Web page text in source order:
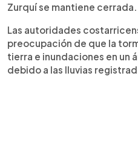
Zurquí se mantiene cerrada.
Las autoridades
preocupación de que la
tierra e inundaciones en un
debido a las lluvias